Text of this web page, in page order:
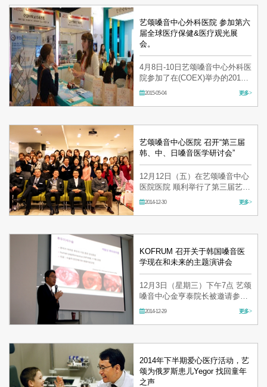
艺颂嗓音中心外科医院 参加第六
届全球医疗保健&医疗观光展
会。
4月8日-10日艺颂嗓音中心外科医
院参加了在(COEX)举办的2015
年第六届“全球医疗保健&医疗观
院联合举办，为了更…
2015-05-04 更多 >
艺颂嗓音中心医院 召开“第三届
韩、中、日嗓音医学研讨会”
12月12日（五）在艺颂嗓音中心
医院医院 顺利举行了第三届艺颂
·南京同仁·新宿嗓音医学研讨
医…
2014-12-30 更多 >
KOFRUM 召开关于韩国嗓音医
学现在和未来的主题演讲会
12月3日（星期三）下午7点 艺颂
嗓音中心金亨泰院长被邀请参加
由社团法人韩国食品交流论坛
沟通和合理方案“…
2014-12-29 更多 >
2014年下半期爱心医疗活动，艺
颂为俄罗斯患儿Yegor 找回童年
之声